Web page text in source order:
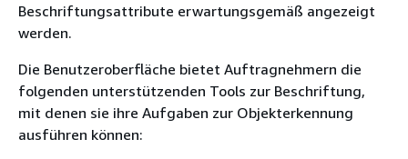
Beschriftungsattribute erwartungsgemäß angezeigt
werden.
Die Benutzeroberfläche bietet Auftragnehmern die
folgenden unterstützenden Tools zur Beschriftung,
mit denen sie ihre Aufgaben zur Objekterkennung
ausführen können: